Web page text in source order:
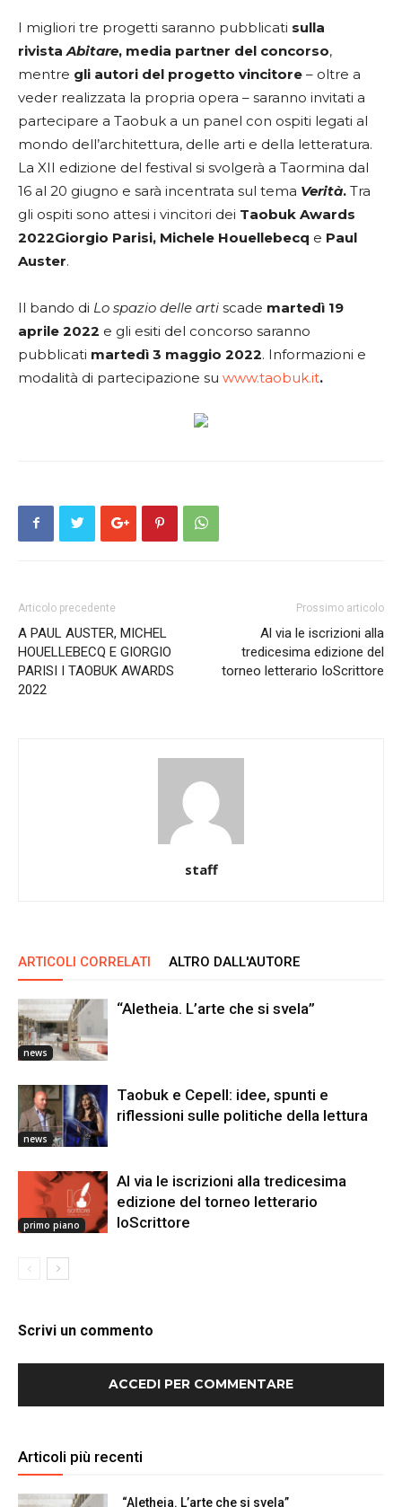
I migliori tre progetti saranno pubblicati sulla
rivistaAbitare, media partner del concorso,
mentre gli autori del progetto vincitore – oltre a
veder realizzata la propria opera – saranno invitati a
partecipare a Taobuk a un panel con ospiti legati al
mondo dell’architettura, delle arti e della letteratura.
La XII edizione del festival si svolgerà a Taormina dal
16 al 20 giugno e sarà incentrata sul tema Verità. Tra
gli ospiti sono attesi i vincitori dei Taobuk Awards
2022Giorgio Parisi, Michele Houellebecq e Paul
Auster.
Il bando di Lo spazio delle arti scade martedì 19
aprile 2022 e gli esiti del concorso saranno
pubblicati martedì 3 maggio 2022. Informazioni e
modalità di partecipazione su www.taobuk.it.
Articolo precedente
A PAUL AUSTER, MICHEL
HOUELLEBECQ E GIORGIO
PARISI I TAOBUK AWARDS
2022
Prossimo articolo
Al via le iscrizioni alla
tredicesima edizione del
torneo letterario IoScrittore
staff
ARTICOLI CORRELATI ALTRO DALL'AUTORE
news
“Aletheia. L’arte che si svela”
news
Taobuk e Cepell: idee, spunti e
riflessioni sulle politiche della lettura
primo piano
Al via le iscrizioni alla tredicesima
edizione del torneo letterario
IoScrittore
Scrivi un commento
ACCEDI PER COMMENTARE
Articoli più recenti
“Aletheia. L’arte che si svela”